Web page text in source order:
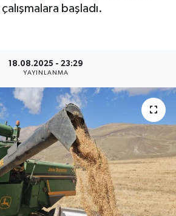
başladı.
18.08.2025 - 23:29
YAYINLANMA